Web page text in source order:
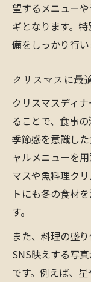
望するメニュー
ギとなります。
備をしっかり行い
クリスマスに最
クリスマスディ
ることで、食事
季節感を意識し
ャルメニューを
マスや魚料理ク
トにも冬の食材
す。
また、料理の盛
SNS映えする写
です。例えば、